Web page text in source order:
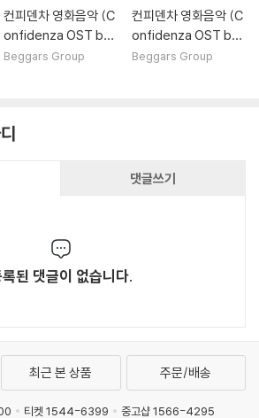
컨피덴차 영화음악 (C
onfidenza OST by
Thom Yorke)
Beggars Group
컨피덴차 영화음악 (C
onfidenza OST by
Thom Yorke) [크림
Beggars Group
댓글쓰기
된 댓글이 없습니다.
최근 본 상품 주문/배송
티켓 1544-6399 중고샵 1566-4295